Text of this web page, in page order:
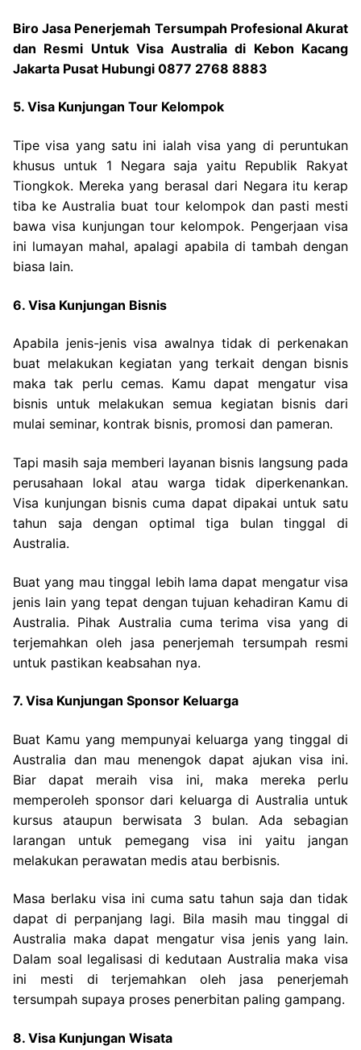
Biro Jasa Penerjemah Tersumpah Profesional Akurat
dan Resmi Untuk Visa Australia di Kebon Kacang
Jakarta Pusat Hubungi 0877 2768 8883
5. Visa Kunjungan Tour Kelompok
Tipe visa yang satu ini ialah visa yang di peruntukan
khusus untuk 1 Negara saja yaitu Republik Rakyat
Tiongkok. Mereka yang berasal dari Negara itu kerap
tiba ke Australia buat tour kelompok dan pasti mesti
bawa visa kunjungan tour kelompok. Pengerjaan visa
ini lumayan mahal, apalagi apabila di tambah dengan
biasa lain.
6. Visa Kunjungan Bisnis
Apabila jenis-jenis visa awalnya tidak di perkenakan
buat melakukan kegiatan yang terkait dengan bisnis
maka tak perlu cemas. Kamu dapat mengatur visa
bisnis untuk melakukan semua kegiatan bisnis dari
mulai seminar, kontrak bisnis, promosi dan pameran.
Tapi masih saja memberi layanan bisnis langsung pada
perusahaan lokal atau warga tidak diperkenankan.
Visa kunjungan bisnis cuma dapat dipakai untuk satu
tahun saja dengan optimal tiga bulan tinggal di
Australia.
Buat yang mau tinggal lebih lama dapat mengatur visa
jenis lain yang tepat dengan tujuan kehadiran Kamu di
Australia. Pihak Australia cuma terima visa yang di
terjemahkan oleh jasa penerjemah tersumpah resmi
untuk pastikan keabsahan nya.
7. Visa Kunjungan Sponsor Keluarga
Buat Kamu yang mempunyai keluarga yang tinggal di
Australia dan mau menengok dapat ajukan visa ini.
Biar dapat meraih visa ini, maka mereka perlu
memperoleh sponsor dari keluarga di Australia untuk
kursus ataupun berwisata 3 bulan. Ada sebagian
larangan untuk pemegang visa ini yaitu jangan
melakukan perawatan medis atau berbisnis.
Masa berlaku visa ini cuma satu tahun saja dan tidak
dapat di perpanjang lagi. Bila masih mau tinggal di
Australia maka dapat mengatur visa jenis yang lain.
Dalam soal legalisasi di kedutaan Australia maka visa
ini mesti di terjemahkan oleh jasa penerjemah
tersumpah supaya proses penerbitan paling gampang.
8. Visa Kunjungan Wisata